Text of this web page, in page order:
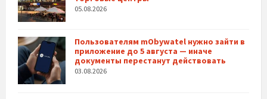
05.08.2026
Пользователям mObywatel нужно зайти в
приложение до 5 августа — иначе
документы перестанут действовать
03.08.2026